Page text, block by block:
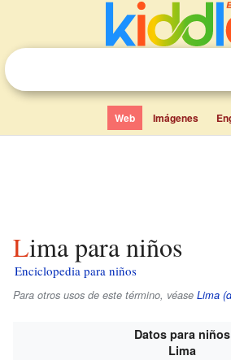
Web Imágenes
Lima para niños
Enciclopedia para niños
Para otros usos de este término, véase Lima
Datos para niños
Lima